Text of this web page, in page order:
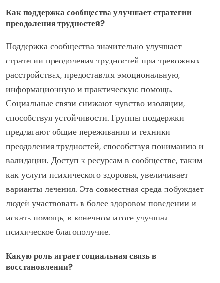
Как поддержка сообщества улучшает стратегии
преодоления трудностей?
Поддержка сообщества значительно улучшает
стратегии преодоления трудностей при тревожных
расстройствах, предоставляя эмоциональную,
информационную и практическую помощь.
Социальные связи снижают чувство изоляции,
способствуя устойчивости. Группы поддержки
предлагают общие переживания и техники
преодоления трудностей, способствуя пониманию и
валидации. Доступ к ресурсам в сообществе, таким
как услуги психического здоровья, увеличивает
варианты лечения. Эта совместная среда побуждает
людей участвовать в более здоровом поведении и
искать помощь, в конечном итоге улучшая
психическое благополучие.
Какую роль играет социальная связь в
восстановлении?